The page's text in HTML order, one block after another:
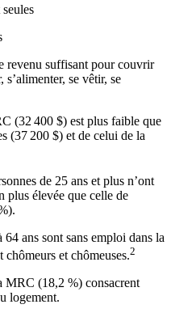
revenu suffisant pour couvrir
s’alimenter, se vêtir, se
(32 400 $) est plus faible que
(37 200 $) et de celui de la
de 25 ans et plus n’ont
plus élevée que celle de
ans sont sans emploi dans la
et chômeuses.2
MRC (18,2 %) consacrent
logement.